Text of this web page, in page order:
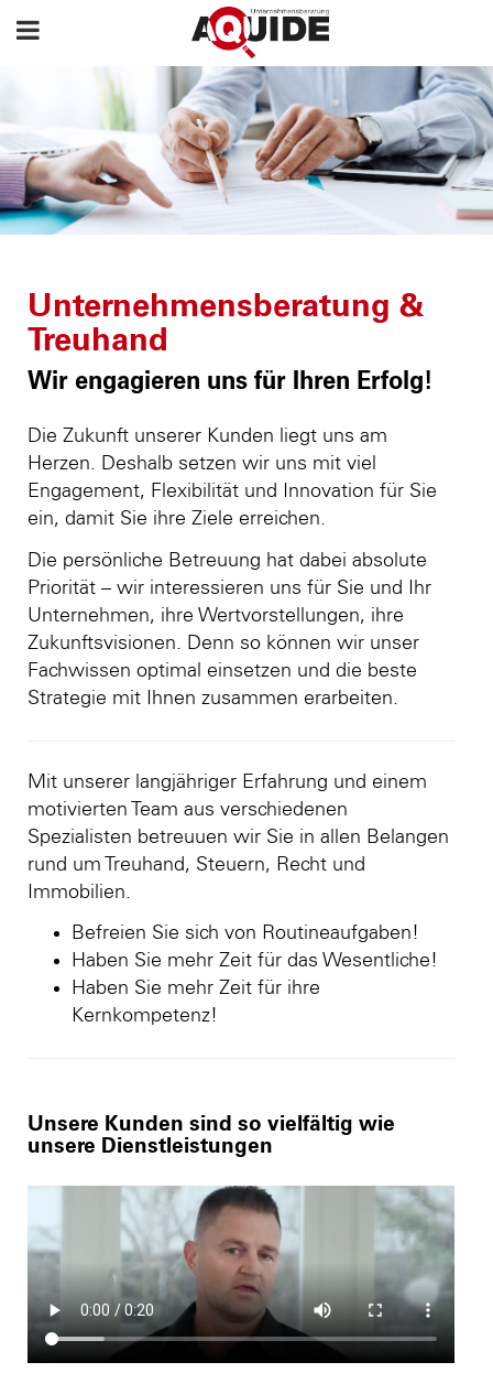
Unternehmensberatung &
Treuhand
Wir engagieren uns für Ihren Erfolg!
Die Zukunft unserer Kunden liegt uns am
Herzen. Deshalb setzen wir uns mit viel
Engagement, Flexibilität und Innovation für Sie
ein, damit Sie ihre Ziele erreichen.
Die persönliche Betreuung hat dabei absolute
Priorität – wir interessieren uns für Sie und Ihr
Unternehmen, ihre Wertvorstellungen, ihre
Zukunftsvisionen. Denn so können wir unser
Fachwissen optimal einsetzen und die beste
Strategie mit Ihnen zusammen erarbeiten.
Mit unserer langjähriger Erfahrung und einem
motivierten Team aus verschiedenen
Spezialisten betreuuen wir Sie in allen Belangen
rund um Treuhand, Steuern, Recht und
Immobilien.
Befreien Sie sich von Routineaufgaben!
Haben Sie mehr Zeit für das Wesentliche!
Haben Sie mehr Zeit für ihre
Kernkompetenz!
Unsere Kunden sind so vielfältig wie
unsere Dienstleistungen